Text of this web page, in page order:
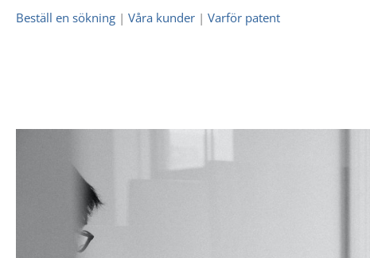
Beställ en sökning | Våra kunder | Varför patent